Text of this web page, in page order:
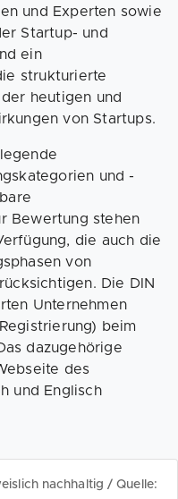
und Experten sowie
Startup- und
ein
strukturierte
heutigen und
von Startups.
und -
Bewertung stehen
die auch die
von
Die DIN
Unternehmen
beim
dazugehörige
des
und Englisch
nachhaltig / Quelle: